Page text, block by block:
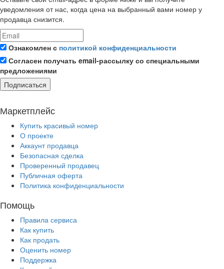
уведомления от нас, когда цена на выбранный вами номер у
продавца снизится.
Ознакомлен с политикой конфиденциальности
Согласен получать email-рассылку со специальными
предложениями
Подписаться
Маркетплейс
Купить красивый номер
О проекте
Аккаунт продавца
Безопасная сделка
Проверенный продавец
Публичная оферта
Политика конфиденциальности
Помощь
Правила сервиса
Как купить
Как продать
Оценить номер
Поддержка